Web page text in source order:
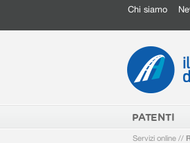
Chi siamo
PATENTI
Servizi online //